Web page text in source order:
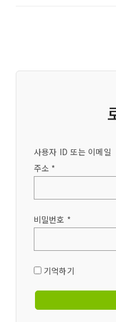
사용자 ID 또는 이메일
주소 *
비밀번호 *
기억하기